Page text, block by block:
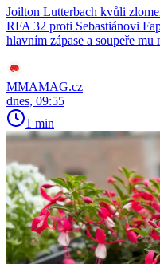
Joilton Lutterbach kvůli
RFA 32 proti Sebastiánovi
hlavním zápase a soupeře
MMAMAG.cz
dnes, 09:55
1 min